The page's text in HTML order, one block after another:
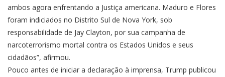
ambos agora enfrentando a Justiça americana. Maduro e Flores
foram indiciados no Distrito Sul de Nova York, sob
responsabilidade de Jay Clayton, por sua campanha de
narcoterrorismo mortal contra os Estados Unidos e seus
cidadãos”, afirmou.
Pouco antes de iniciar a declaração à imprensa, Trump publicou